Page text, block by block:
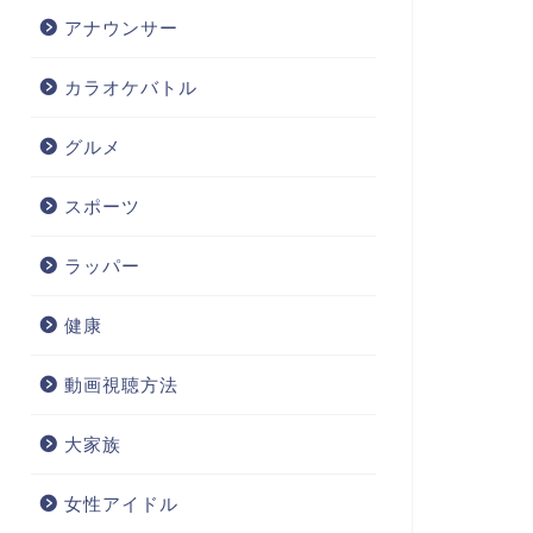
アナウンサー
カラオケバトル
グルメ
スポーツ
ラッパー
健康
動画視聴方法
大家族
女性アイドル